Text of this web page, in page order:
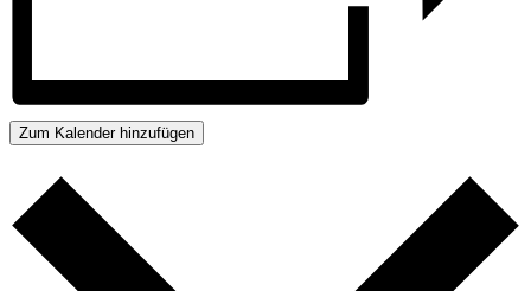
Zum Kalender hinzufügen